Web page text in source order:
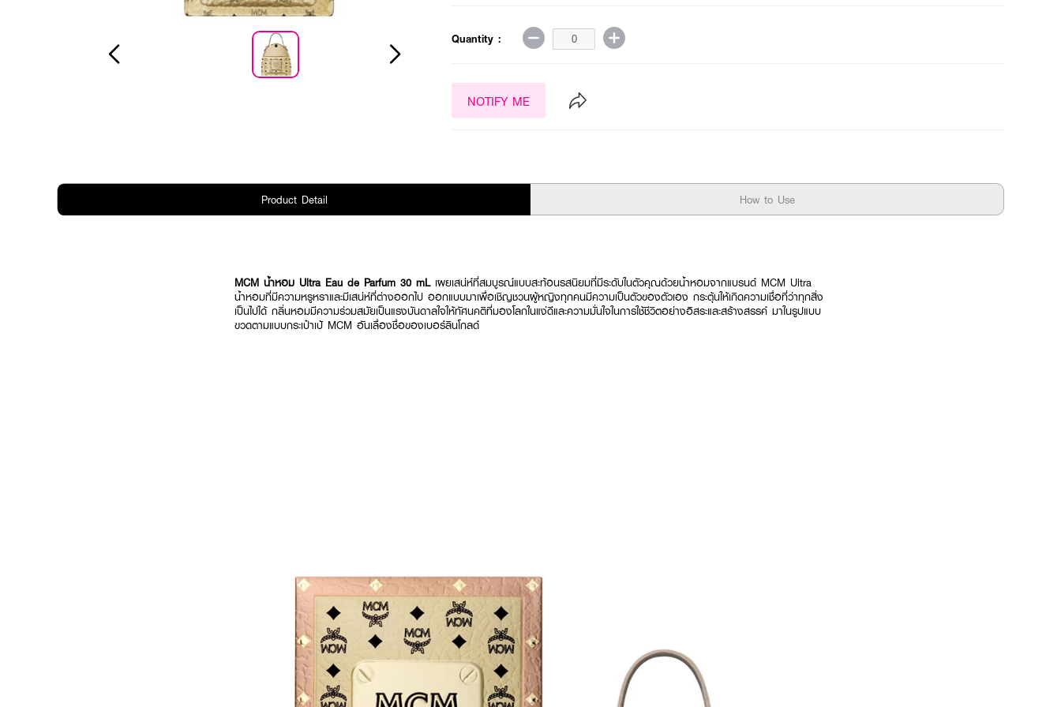
Quantity :
NOTIFY ME
Product Detail How to Use
MCM น้ำหอม Ultra Eau de Parfum 30 mL เผยเสน่ห์ที่สมบูรณ์แบบสะท้อนรสนิยมที่มีระดับในตัวคุณด้วยน้ำหอมจากแบรนด์ MCM Ultra
น้ำหอมที่มีความหรูหราและมีเสน่ห์ที่ต่างออกไป ออกแบบมาเพื่อเชิญชวนผู้หญิงทุกคนมีความเป็นตัวของตัวเอง กระตุ้นให้เกิดความเชื่อที่ว่าทุกสิ่ง
เป็นไปได้ กลิ่นหอมมีความร่วมสมัยเป็นแรงบันดาลใจให้ทัศนคติที่มองโลกในแง่ดีและความมั่นใจในการใช้ชีวิตอย่างอิสระและสร้างสรรค์ มาในรูปแบบ
ขวดตามแบบกระเป๋าเป้ MCM อันเลื่องชื่อของเบอร์ลินโกลด์